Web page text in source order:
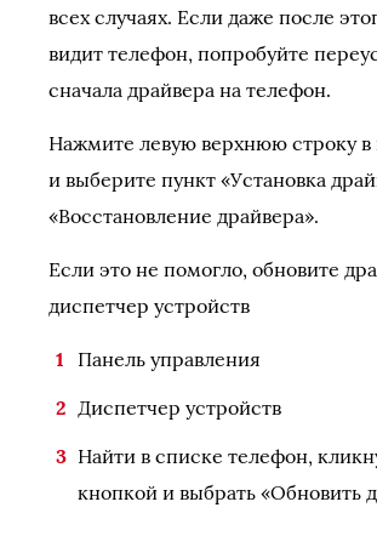
всех случаях. Если даже после
видит телефон, попробуйте
сначала драйвера на телефон.
Нажмите левую верхнюю строку
и выберите пункт «Установка
«Восстановление драйвера».
Если это не помогло, обновите
диспетчер устройств
Панель управления
Диспетчер устройств
Найти в списке телефон,
кнопкой и выбрать «Обновить